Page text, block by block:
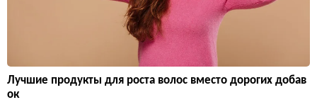
Лучшие продукты для роста волос вместо дорогих добав
ок